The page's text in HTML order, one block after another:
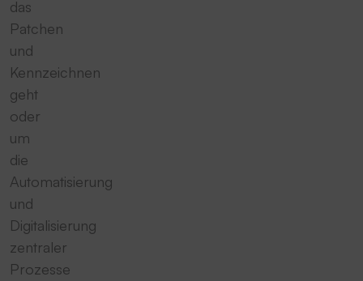
das
Patchen
und
Kennzeichnen
geht
oder
um
die
Automatisierung
und
Digitalisierung
zentraler
Prozesse